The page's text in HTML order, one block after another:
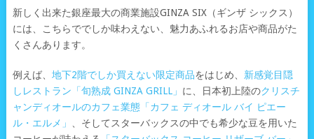
新しく出来た銀座最大の商業施設GINZA SIX（ギンザ シックス）
には、こちらででしか味わえない、魅力あふれるお店や商品がた
くさんあります。
例えば、 地下2階でしか買えない限定商品をはじめ、 新感覚目隠
しレストラン「旬熟成 GINZA GRILL」 に、日本初上陸のクリスチ
ャンディオールのカフェ業態「カフェ ディオール バイ ピエー
ル・エルメ」
、そしてスターバックスの中でも希少な豆を用いた